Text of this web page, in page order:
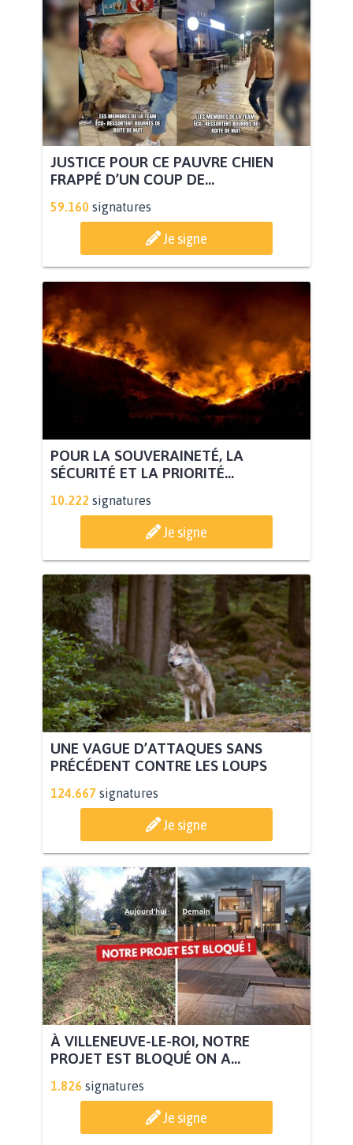
JUSTICE POUR CE PAUVRE CHIEN
FRAPPÉ D’UN COUP DE...
59.160 signatures
Je signe
POUR LA SOUVERAINETÉ, LA
SÉCURITÉ ET LA PRIORITÉ...
10.222 signatures
Je signe
UNE VAGUE D’ATTAQUES SANS
PRÉCÉDENT CONTRE LES LOUPS
124.667 signatures
Je signe
À VILLENEUVE-LE-ROI, NOTRE
PROJET EST BLOQUÉ ON A...
1.826 signatures
Je signe